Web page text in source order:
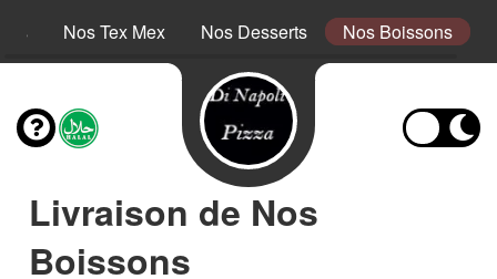
Nos Tex Mex Nos Desserts Nos Boissons
Livraison de Nos
Boissons